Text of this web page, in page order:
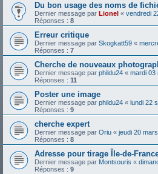
Du bon usage des noms de
Dernier message par Lionel « vendredi
Réponses : 8
Erreur critique
Dernier message par Skogkatt59 «
Réponses : 7
Cherche de nouveaux
Dernier message par phildu24 « mardi 03
Réponses : 11
Poster une image
Dernier message par phildu24 « lundi 22
Réponses : 9
cherche expert
Dernier message par Oriu « jeudi 20
Réponses : 8
Adresse pour tirage Île-de-
Dernier message par Montsouris «
Réponses : 9